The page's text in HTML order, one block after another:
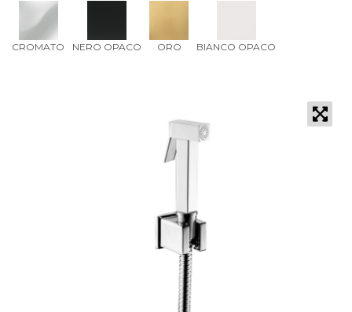
CROMATO NERO OPACO ORO BIANCO OPACO